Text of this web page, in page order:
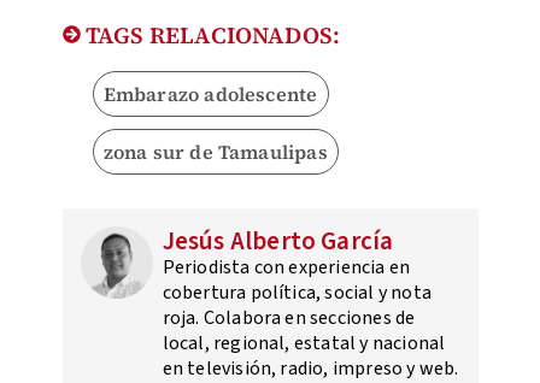
TAGS RELACIONADOS:
Embarazo adolescente
zona sur de Tamaulipas
Jesús Alberto García
Periodista con experiencia en
cobertura política, social y nota
roja. Colabora en secciones de
local, regional, estatal y nacional
en televisión, radio, impreso y web.